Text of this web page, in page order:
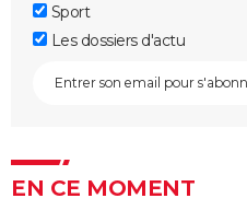
Sport
Les dossiers d'actu
EN CE MOMENT